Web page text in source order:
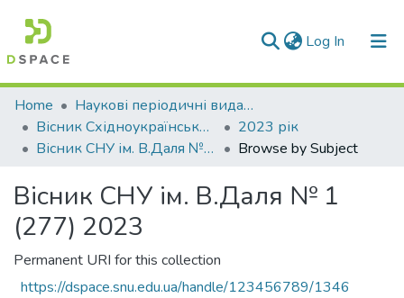
Log In (current)
Communities & Collections
All of DSpace
Home
Наукові періодичні видання СНУ ім. В. Даля
Вісник Східноукраїнського національного університету імені В. Даля
2023 рік
Вісник СНУ ім. В.Даля № 1 (277) 2023
Browse by Subject
Вісник СНУ ім. В.Даля № 1
(277) 2023
Permanent URI for this collection
https://dspace.snu.edu.ua/handle/123456789/1346